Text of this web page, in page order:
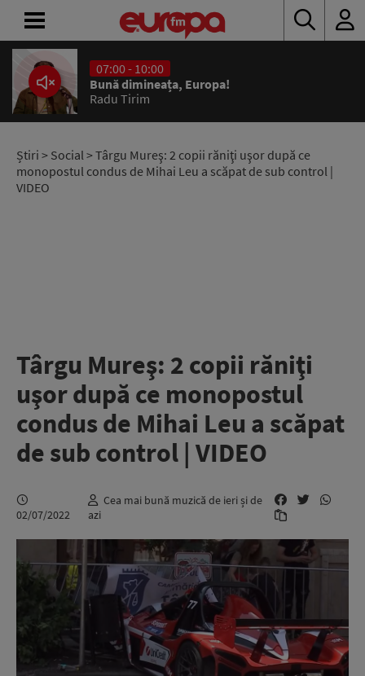
07:00 - 10:00
Bună dimineața, Europa!
Radu Tirim
Știri > Social> Târgu Mureş: 2 copii răniţi uşor după ce
monopostul condus de Mihai Leu a scăpat de sub control |
VIDEO
Târgu Mureş: 2 copii răniţi
uşor după ce monopostul
condus de Mihai Leu a scăpat
de sub control | VIDEO
02/07/2022
Cea mai bună muzică de ieri și de
azi
ACASĂ
ȘTIRI
RADIO
CONCURSURI